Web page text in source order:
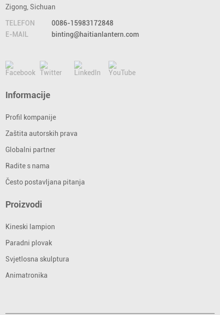
Zigong, Sichuan
TELEFON
0086-15983172848
E-MAIL
binting@haitianlantern.com
Informacije
Profil kompanije
Zaštita autorskih prava
Globalni partner
Radite s nama
Često postavljana pitanja
Proizvodi
Kineski lampion
Paradni plovak
Svjetlosna skulptura
Animatronika